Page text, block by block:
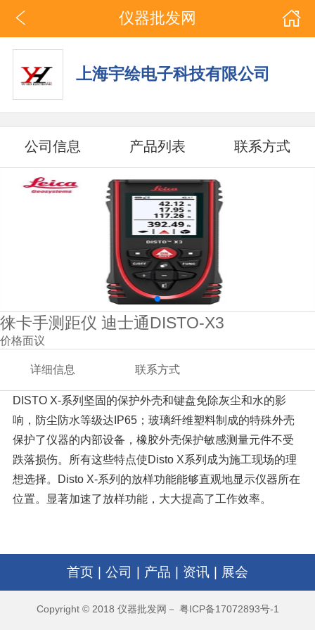
仪器批发网
上海宇绘电子科技有限公司
公司信息 产品列表 联系方式
徕卡手测距仪 迪士通DISTO-X3
价格面议
详细信息 联系方式
DISTO X-系列坚固的保护外壳和键盘免除灰尘和水的影
响，防尘防水等级达IP65；玻璃纤维塑料制成的特殊外壳
保护了仪器的内部设备，橡胶外壳保护敏感测量元件不受
跌落损伤。所有这些特点使Disto X系列成为施工现场的理
想选择。Disto X-系列的放样功能能够直观地显示仪器所在
位置。显著加速了放样功能，大大提高了工作效率。
首页 公司 产品 资讯 展会
Copyright © 2018 仪器批发网－ 粤ICP备17072893号-1